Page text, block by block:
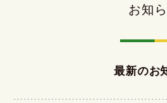
お知
最新のお